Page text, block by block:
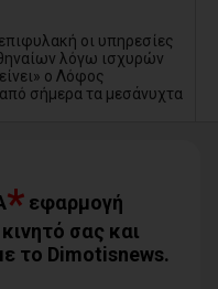
οι υπηρεσίες
λόγω ισχυρών
ο Λόφος
σήμερα τα μεσάνυχτα
μπάνια για όλα τα
Φυλής (photos)
* εφαρμογή
σας και
το Dimotisnews.